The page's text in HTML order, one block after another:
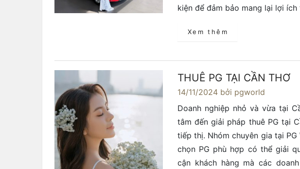
kiện để đảm bảo mang lại lợi ích
Xem thêm
THUÊ PG TẠI CẦN THƠ
14/11/2024 bởi pgworld
Doanh nghiệp nhỏ và vừa tại
tâm đến giải pháp thuê PG tại
tiếp thị. Nhóm chuyên gia tại
chọn PG phù hợp có thể giải
cận khách hàng mà các